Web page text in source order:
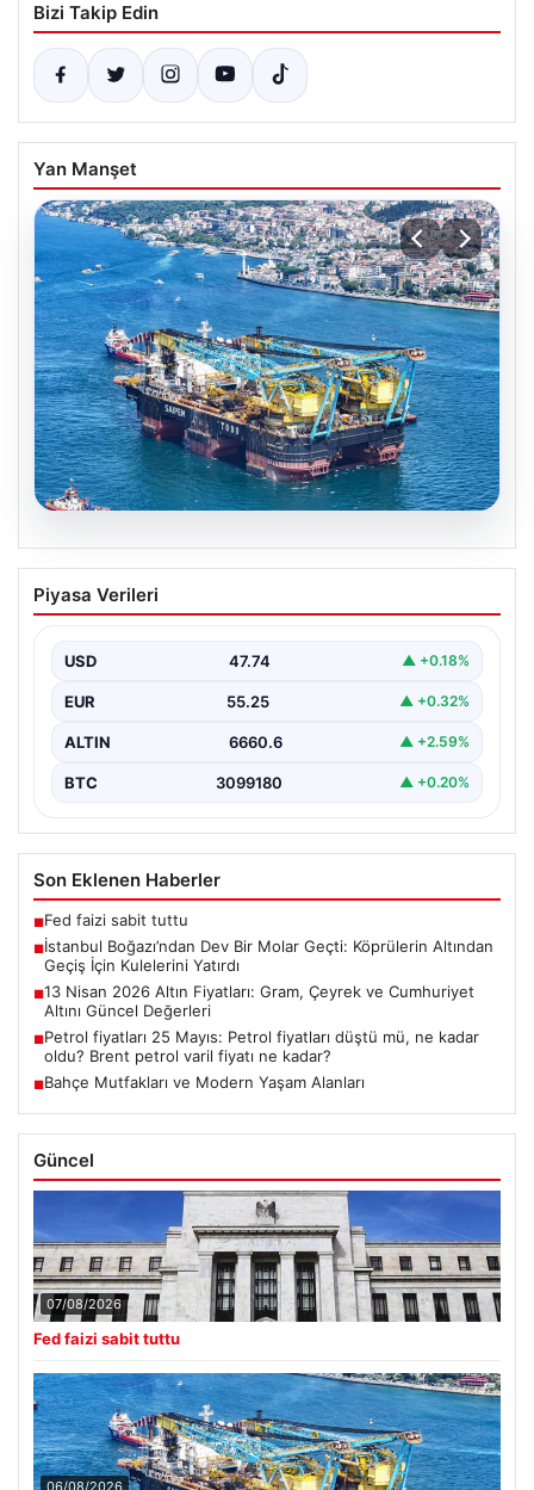
Bizi Takip Edin
Yan Manşet
İstanbul Boğazı’ndan Dev Bir Molar
Geçti: Köprülerin Altından Geçiş İçin
İstanbul Boğazı, dün büyük bir denizcilik etkinliğine
Piyasa Verileri
USD 47.74 ▲ +0.18%
EUR 55.25 ▲ +0.32%
ALTIN 6660.6 ▲ +2.59%
BTC 3099180 ▲ +0.20%
Son Eklenen Haberler
■Fed faizi sabit tuttu
■İstanbul Boğazı’ndan Dev Bir Molar Geçti: Köprülerin Altından
Geçiş İçin Kulelerini Yatırdı
■13 Nisan 2026 Altın Fiyatları: Gram, Çeyrek ve Cumhuriyet
Altını Güncel Değerleri
■Petrol fiyatları 25 Mayıs: Petrol fiyatları düştü mü, ne kadar
oldu? Brent petrol varil fiyatı ne kadar?
■Bahçe Mutfakları ve Modern Yaşam Alanları
Güncel
07/08/2026
Fed faizi sabit tuttu
06/08/2026